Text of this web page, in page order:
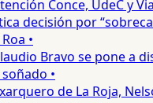
Conce, UdeC y
decisión por
•
Bravo se pone a
•
de La Roja,